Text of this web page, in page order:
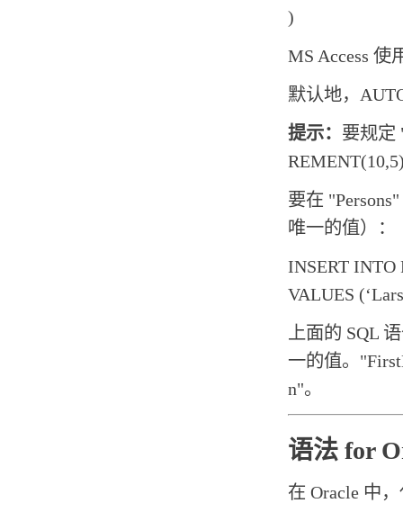
)
MS Access 使
默认地，
提示： 要规定
要在
唯一的值）：
INSERT INTO
VALUES
上面的 SQL
一的值。
n"。
语法 for
在 Oracle 中